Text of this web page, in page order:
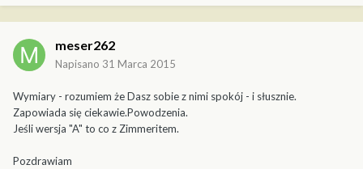
meser262
Napisano 31 Marca 2015
Wymiary - rozumiem że Dasz sobie z nimi spokój - i słusznie.
Zapowiada się ciekawie.Powodzenia.
Jeśli wersja "A" to co z Zimmeritem.
Pozdrawiam